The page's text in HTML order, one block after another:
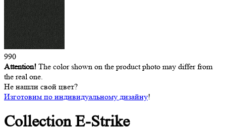
990
Attention! The color shown on the product photo may differ from
the real one.
Не нашли свой цвет?
Изготовим по индивидуальному дизайну!
CollectionE-Strike